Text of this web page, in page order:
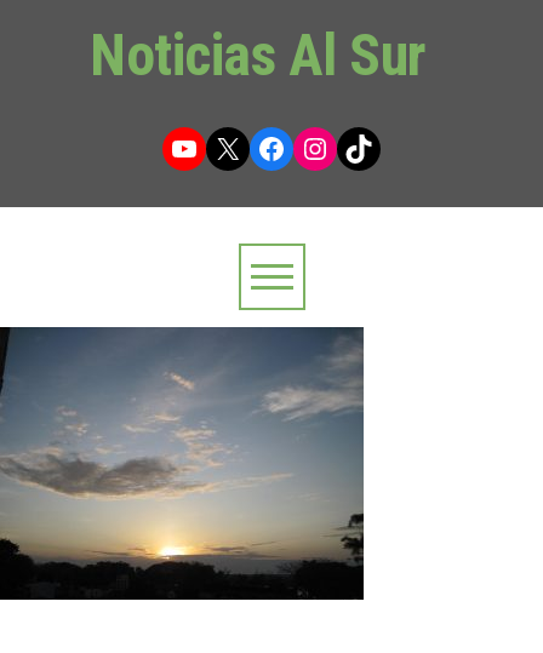
Noticias Al Sur
YouTube
X Facebook
Instagram
TikTok